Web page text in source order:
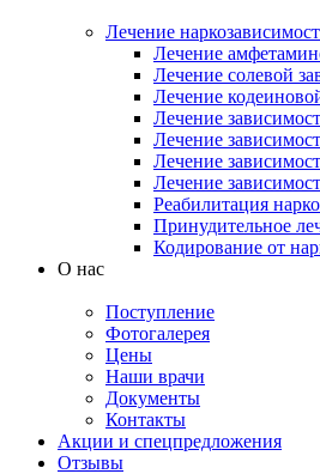
Лечение
Лечение
Лечение солевой
Лечение
Лечение
Лечение
Лечение
Лечение
Реабилитация
Принудительное
Кодирование от
О нас
Поступление
Фотогалерея
Цены
Наши врачи
Документы
Контакты
Акции и спецпредложения
Отзывы